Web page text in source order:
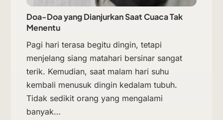
Doa-Doa yang Dianjurkan Saat Cuaca Tak
Menentu
Pagi hari terasa begitu dingin, tetapi
menjelang siang matahari bersinar sangat
terik. Kemudian, saat malam hari suhu
kembali menusuk dingin kedalam tubuh.
Tidak sedikit orang yang mengalami
banyak…